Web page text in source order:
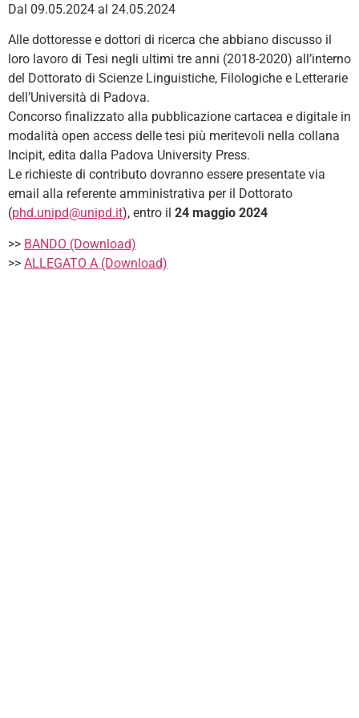
Dal 09.05.2024 al 24.05.2024
Alle dottoresse e dottori di ricerca che abbiano discusso il
loro lavoro di Tesi negli ultimi tre anni (2018-2020) all’interno
del Dottorato di Scienze Linguistiche, Filologiche e Letterarie
dell’Università di Padova.
Concorso finalizzato alla pubblicazione cartacea e digitale in
modalità open access delle tesi più meritevoli nella collana
Incipit, edita dalla Padova University Press.
Le richieste di contributo dovranno essere presentate via
email alla referente amministrativa per il Dottorato
(phd.unipd@unipd.it), entro il 24 maggio 2024
>> BANDO (Download)
>> ALLEGATO A (Download)